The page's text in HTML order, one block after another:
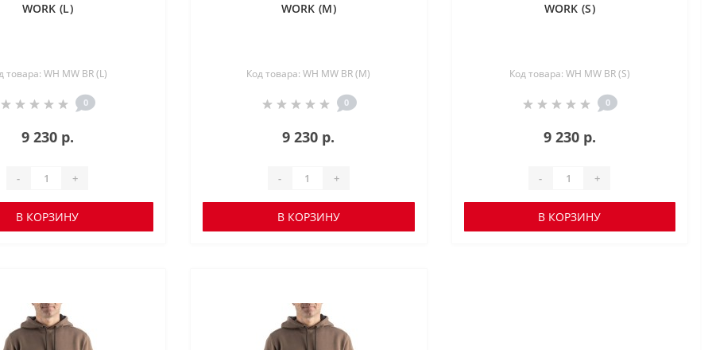
WORK (L)
товара: WH MW BR (L)
0
9 230 р.
- +
В КОРЗИНУ
WORK (M)
Код товара: WH MW BR (M)
0
9 230 р.
- +
В КОРЗИНУ
WORK (S)
Код товара: WH MW BR (S)
0
9 230 р.
- +
В КОРЗИНУ